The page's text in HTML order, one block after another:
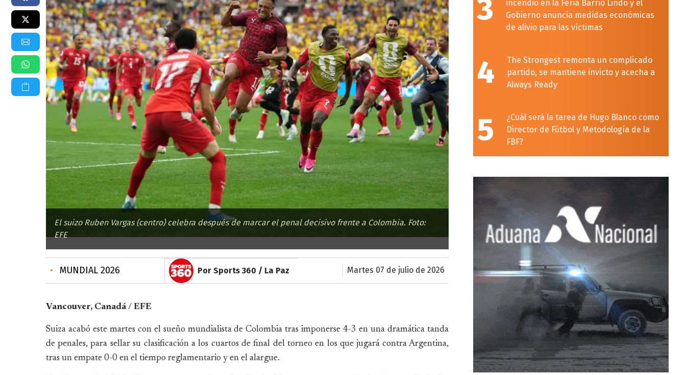
El suizo Ruben Vargas (centro) celebra después de marcar el penal decisivo frente a Colombia. Foto:
EFE
• MUNDIAL 2026 Por Sports 360 / La Paz martes 07 de julio de 2026
Vancouver, Canadá / EFE
Suiza acabó este martes con el sueño mundialista de Colombia tras imponerse 4-3 en una dramática tanda
de penales, para sellar su clasificación a los cuartos de final del torneo en los que jugará contra Argentina,
tras un empate 0-0 en el tiempo reglamentario y en el alargue.
3
incendio en la Feria Barrio Lindo y el
Gobierno anuncia medidas económicas
de alivio para las víctimas
4
The Strongest remonta un complicado
partido, se mantiene invicto y acecha a
Always Ready
5
¿Cuál será la tarea de Hugo Blanco como
Director de Fútbol y Metodología de la
FBF?